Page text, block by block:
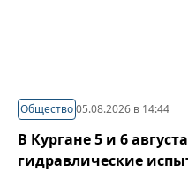
Общество05.08.2026 в 14:44
В Кургане 5 и 6
гидравлические